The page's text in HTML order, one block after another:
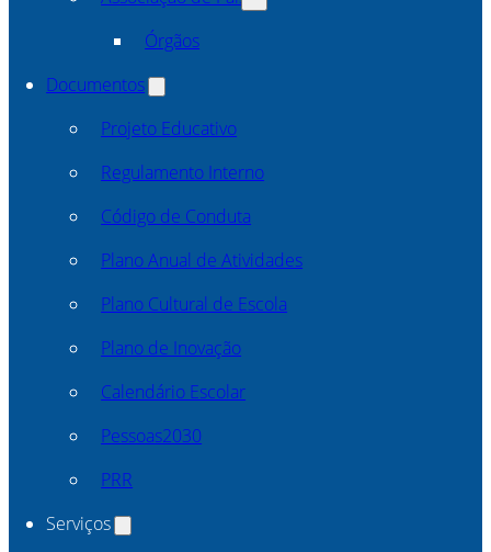
Órgãos
Documentos
Projeto Educativo
Regulamento Interno
Código de Conduta
Plano Anual de Atividades
Plano Cultural de Escola
Plano de Inovação
Calendário Escolar
Pessoas2030
PRR
Serviços